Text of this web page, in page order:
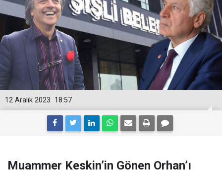
18:57
12 Aralık 2023
Muammer Keskin’in Gönen Orhan’ı